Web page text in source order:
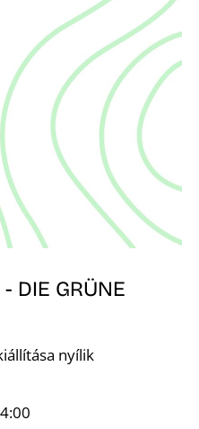
DIE GRÜNE
nyílik